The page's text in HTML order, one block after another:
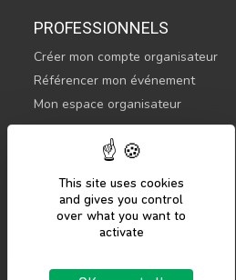
This site uses cookies
and gives you control
over what you want to
activate
PROFESSIONNELS
Créer mon compte organisateur
Référencer mon événement
Mon espace organisateur
CONTACTEZ-NOUS
COMMENCER
Se connecter